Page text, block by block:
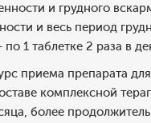
и грудного
и весь период
1 таблетке 2 раза в
приема препарата
комплексной
более